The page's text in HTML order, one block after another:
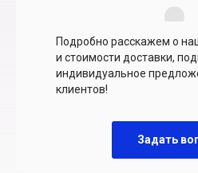
Подробно расскажем о
и стоимости доставки,
индивидуальное
клиентов!
Задать